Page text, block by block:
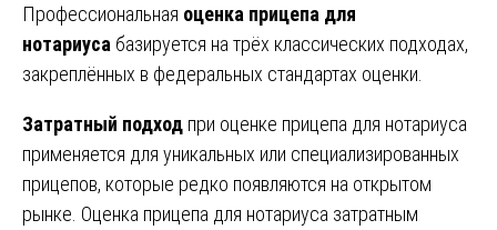
Профессиональная оценка прицепа для
нотариуса базируется на трёх классических подходах,
закреплённых в федеральных стандартах оценки.
Затратный подход при оценке прицепа для нотариуса
применяется для уникальных или специализированных
прицепов, которые редко появляются на открытом
рынке. Оценка прицепа для нотариуса затратным